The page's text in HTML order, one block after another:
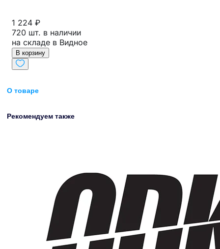
1 224 ₽
720 шт. в наличии
на складе в Видное
В корзину
О товаре
Рекомендуем также